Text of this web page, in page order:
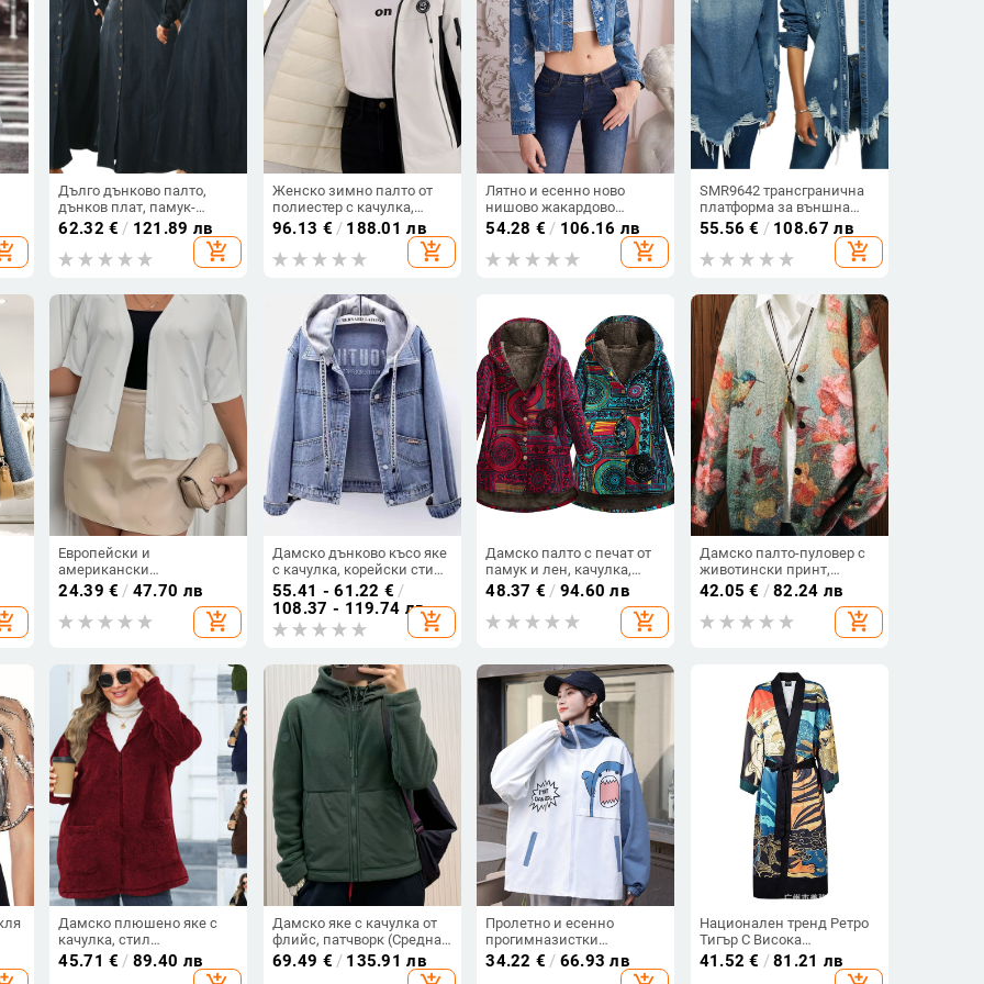
Дълго дънково палто,
дънков плат, памук-
полиестер смес, яка с
лацкан, дълги ръкави
62.32 € / 121.89 лв
add_shopping_cart
Женско зимно палто от
полиестер с качулка,
дебело подплатено,
средно дълго, цип
96.13 € / 188.01 лв
add_shopping_cart
Лятно и есенно ново
нишово жакардово
дънково палто с
панделка, дамско сладко
готино късо дънково яке
Spice Girl, ежедневен топ
54.28 € / 106.16 лв
add_shopping_cart
SMR9642 трансгранична
платформа за външна
търговия AliExpress
трансгранична
европейска и
модно дамско дънково
палто
55.56 € / 108.67 лв
add_shopping_cart
Европейски и
американски
трансграничен дамски
моден елегантен V-
образен деколте със
седемточкови ръкави, с
24.39 € / 47.70 лв
add_shopping_cart
Дамско дънково късо яке
с качулка, корейски стил,
свободна кройка,
бродерия, едноцветно
55.41 - 61.22 € /
108.37 - 119.74 лв
add_shopping_cart
Дамско палто с печат от
памук и лен, качулка,
свободен крой, средна
48.37 € / 94.60 лв
add_shopping_cart
Дамско палто-пуловер с
животински принт,
полиестерова материя,
колажни шевни детайли,
японско-корейски
свободен стил, средна
42.05 € /82.24 лв
add_shopping_cart
Дамско плюшено яке с
качулка, стил
японско‑корейски
лейфстайл, полиестер
45.71 € / 89.40 лв
Дамско яке с качулка от
флийс, патчворк (Средна
дебелина, Регулярна
дължина, Дълги ръкави,
69.49 € / 135.91 лв
Пролетно и есенно
прогимназистки
свободно палто за
момичета с дълъг ръкав,
34.22 € / 66.93 лв
Национален тренд Ретро
Тигър С Висока
Детайлизирана
Принтировка Кимоно
41.52 € /81.21 лв